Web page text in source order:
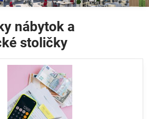
nábytok a
stoličky